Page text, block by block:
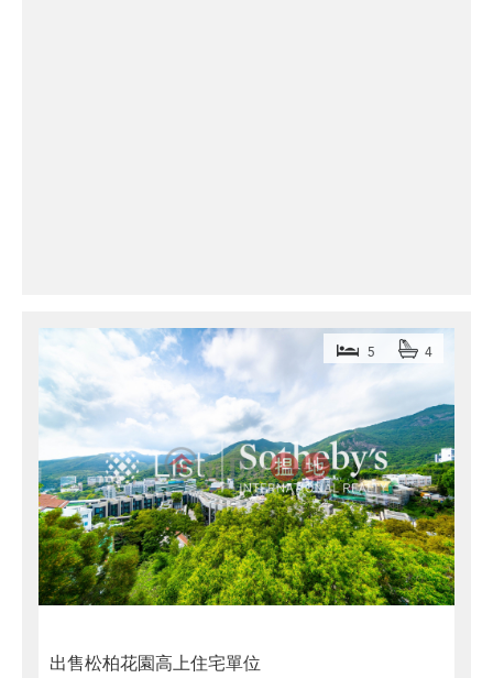
出售松柏花園高上住宅單位
5 4